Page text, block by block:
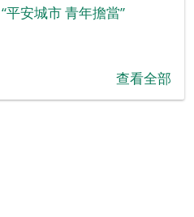
平安城市 青年擔當”
查看全部